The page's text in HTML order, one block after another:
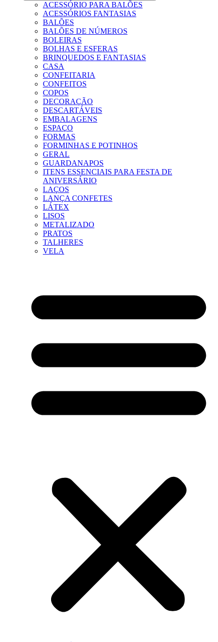
ACESSÓRIO PARA BALÕES
ACESSÓRIOS FANTASIAS
BALÕES
BALÕES DE NÚMEROS
BOLEIRAS
BOLHAS E ESFERAS
BRINQUEDOS E FANTASIAS
CASA
CONFEITARIA
CONFEITOS
COPOS
DECORAÇÃO
DESCARTÁVEIS
EMBALAGENS
ESPAÇO
FORMAS
FORMINHAS E POTINHOS
GERAL
GUARDANAPOS
ITENS ESSENCIAIS PARA FESTA DE
ANIVERSÁRIO
LAÇOS
LANÇA CONFETES
LÁTEX
LISOS
METALIZADO
PRATOS
TALHERES
VELA